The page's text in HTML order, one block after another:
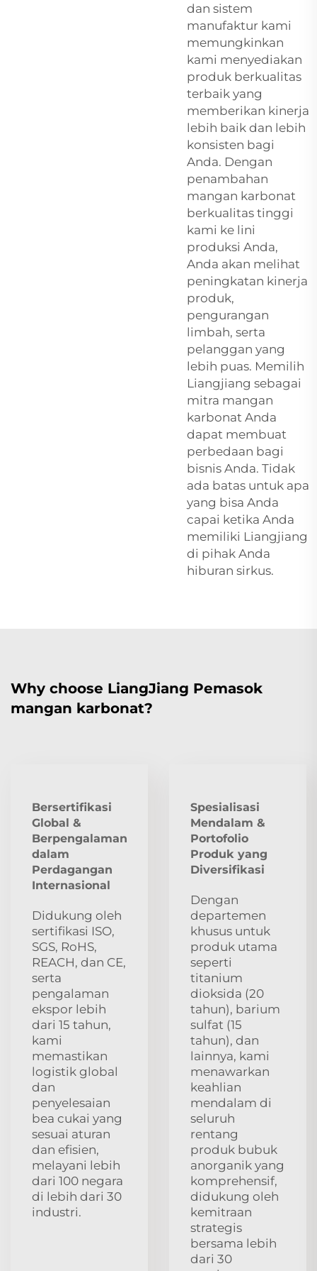
dan sistem
manufaktur kami
memungkinkan
kami menyediakan
produk berkualitas
terbaik yang
memberikan kinerja
lebih baik dan lebih
konsisten bagi
Anda. Dengan
penambahan
mangan karbonat
berkualitas tinggi
kami ke lini
produksi Anda,
Anda akan melihat
peningkatan kinerja
produk,
pengurangan
limbah, serta
pelanggan yang
lebih puas. Memilih
Liangjiang sebagai
mitra mangan
karbonat Anda
dapat membuat
perbedaan bagi
bisnis Anda. Tidak
ada batas untuk apa
yang bisa Anda
capai ketika Anda
memiliki Liangjiang
di pihak Anda
hiburan sirkus.
Why choose LiangJiang Pemasok
mangan karbonat?
Bersertifikasi
Global &
Berpengalaman
dalam
Perdagangan
Internasional
Didukung oleh
sertifikasi ISO,
SGS, RoHS,
REACH, dan CE,
serta
pengalaman
ekspor lebih
dari 15 tahun,
kami
memastikan
logistik global
dan
penyelesaian
bea cukai yang
sesuai aturan
dan efisien,
melayani lebih
dari 100 negara
di lebih dari 30
industri.
Spesialisasi
Mendalam &
Portofolio
Produk yang
Diversifikasi
Dengan
departemen
khusus untuk
produk utama
seperti
titanium
dioksida (20
tahun), barium
sulfat (15
tahun), dan
lainnya, kami
menawarkan
keahlian
mendalam di
seluruh
rentang
produk bubuk
anorganik yang
komprehensif,
didukung oleh
kemitraan
strategis
bersama lebih
dari 30